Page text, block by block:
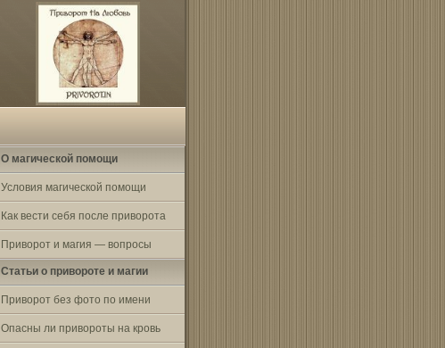
О магической помощи
Условия магической помощи
Как вести себя после приворота
Приворот и магия — вопросы
Статьи о привороте и магии
Приворот без фото по имени
Опасны ли привороты на кровь